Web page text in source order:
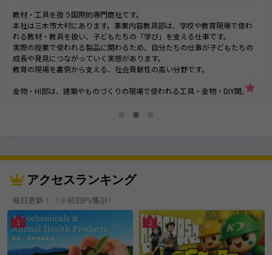
教材・工具を扱う国際的専門商社です。
本社は三木市大村にあります。事業内容教具部は、学校や教育現場で使わ
れる教材・教具を扱い、子どもたちの「学び」を支える仕事です。
実際の授業で使われる製品に関わるため、自分たちの仕事が子どもたちの
成長や発見につながっていく実感があります。
教育の現場を裏側から支える、社会貢献性の高い分野です。
金物・HI部は、建築やものづくりの現場で使われる工具・金物・DIY関連商
ホームセンターやプロ向けの市場など、暮らしや建築に近い分野で幅広く
業務全体に関わることができます。
国や文化の違いを越えてビジネスを進めるため、グローバルな視点や幅広
い知識が身につきます。
世界と日本をつなぐダイナミックなフィールドです。
アクセスランキング
毎日更新！（※前日PV集計）
1 2